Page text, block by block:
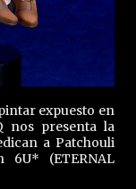
expuesto en
nos presenta la
a Patchouli
6U* (ETERNAL